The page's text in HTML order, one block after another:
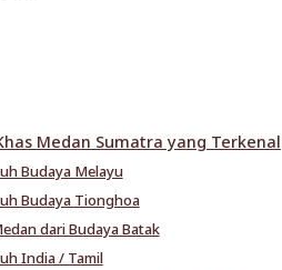
Medan Sumatra yang Terkenal
Budaya Melayu
Budaya Tionghoa
dari Budaya Batak
India / Tamil